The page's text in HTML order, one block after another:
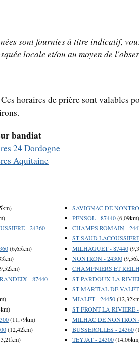
sont fournies à titre indicatif,
locale et/ou au moyen de
horaires de prière sont valables
bandiat
24 Dordogne
Aquitaine
- 24360
(6,65km)
- 87440
(11,79km)
(12,42km)
SAVIGNAC DE
PENSOL - 87440(6,09km)
CHAMPS ROMAIN -
ST SAUD
MILHAGUET - 87440
NONTRON - 24300
CHAMPNIERS ET
ST PARDOUX LA
ST MARTIAL DE
MIALET - 24450
ST FRONT LA RIVIERE
MILHAC DE NONTRON
BUSSEROLLES - 24360
TEYJAT - 24300